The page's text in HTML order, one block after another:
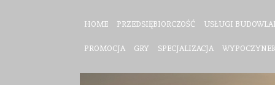
HOME PRZEDSIĘBIORCZOŚĆ USŁUGI
PROMOCJA GRY SPECJALIZACJA